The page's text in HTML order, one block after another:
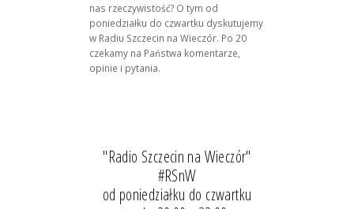
nas rzeczywistość? O tym od
poniedziałku do czwartku dyskutujemy
w Radiu Szczecin na Wieczór. Po 20
czekamy na Państwa komentarze,
opinie i pytania.
"Radio Szczecin na Wieczór"
#RSnW
od poniedziałku do czwartku